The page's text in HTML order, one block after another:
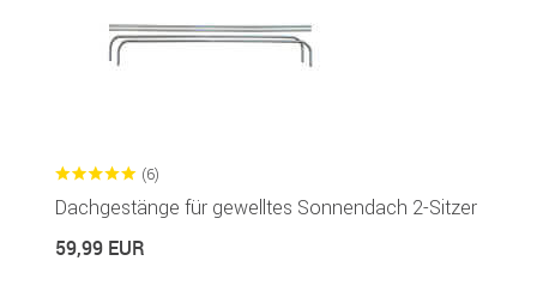
(6)
Dachgestänge für gewelltes Sonnendach 2-Sitzer
59,99 EUR